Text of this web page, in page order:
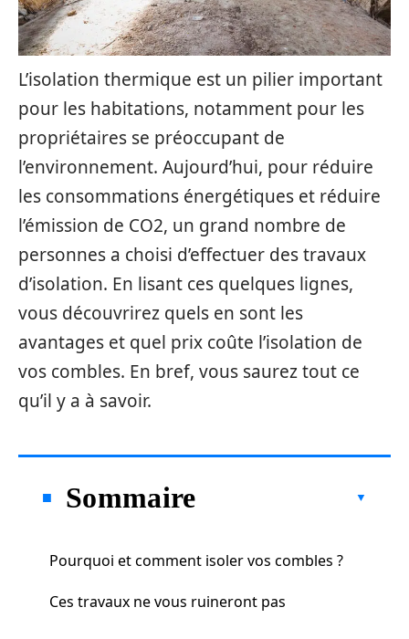
L’isolation thermique est un pilier important
pour les habitations, notamment pour les
propriétaires se préoccupant de
l’environnement. Aujourd’hui, pour réduire
les consommations énergétiques et réduire
l’émission de CO2, un grand nombre de
personnes a choisi d’effectuer des travaux
d’isolation. En lisant ces quelques lignes,
vous découvrirez quels en sont les
avantages et quel prix coûte l’isolation de
vos combles. En bref, vous saurez tout ce
qu’il y a à savoir.
Sommaire
Pourquoi et comment isoler vos combles ?
Ces travaux ne vous ruineront pas